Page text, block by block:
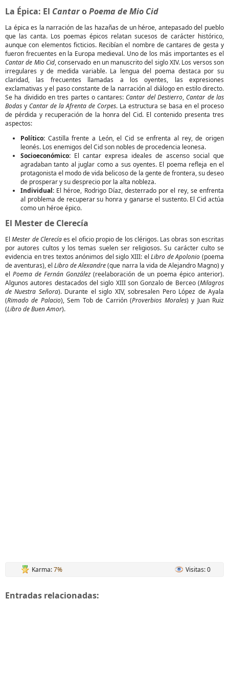
La Épica: El CantaroPoema de Mio Cid
La épica es la narración de las hazañas de un héroe, antepasado del pueblo
que las canta. Los poemas épicos relatan sucesos de carácter histórico,
aunque con elementos ficticios. Recibían el nombre de cantares de gesta y
fueron frecuentes en la Europa medieval. Uno de los más importantes es el
Cantar de Mio Cid, conservado en un manuscrito del siglo XIV. Los versos son
irregulares y de medida variable. La lengua del poema destaca por su
claridad, las frecuentes llamadas a los oyentes, las expresiones
exclamativas y el paso constante de la narración al diálogo en estilo directo.
Se ha dividido en tres partes o cantares:Cantar del Destierro,Cantar de las
Bodas y Cantar de la Afrenta de Corpes. La estructura se basa en el proceso
de pérdida y recuperación de la honra del Cid. El contenido presenta tres
aspectos:
Político: Castilla frente a León, el Cid se enfrenta al rey, de origen
leonés. Los enemigos del Cid son nobles de procedencia leonesa.
Socioeconómico: El cantar expresa ideales de ascenso social que
agradaban tanto al juglar como a sus oyentes. El poema refleja en el
protagonista el modo de vida belicoso de la gente de frontera, su deseo
de prosperar y su desprecio por la alta nobleza.
Individual: El héroe, Rodrigo Díaz, desterrado por el rey, se enfrenta
al problema de recuperar su honra y ganarse el sustento. El Cid actúa
como un héroe épico.
El Mester de Clerecía
ElMester de Clerecíaes el oficio propio de los clérigos. Las obras son escritas
por autores cultos y los temas suelen ser religiosos. Su carácter culto se
evidencia en tres textos anónimos del siglo XIII: elLibro de Apolonio (poema
de aventuras), elLibro de Alexandre(que narra la vida de Alejandro Magno) y
el Poema de Fernán González(reelaboración de un poema épico anterior).
Algunos autores destacados del siglo XIII son Gonzalo de Berceo (Milagros
de Nuestra Señora). Durante el siglo XIV, sobresalen Pero López de Ayala
(Rimado de Palacio), Sem Tob de Carrión (Proverbios Morales) y Juan Ruiz
(Libro de Buen Amor).
Karma:7% Visitas: 0
Entradas relacionadas: